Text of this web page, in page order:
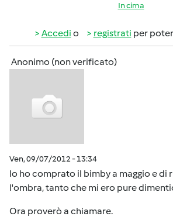
In cima
Accedi o registrati per
Anonimo (non verificato)
Ven, 09/07/2012 - 13:34
Io ho comprato il bimby a maggio e di
l'ombra, tanto che mi ero pure
Ora proverò a chiamare.